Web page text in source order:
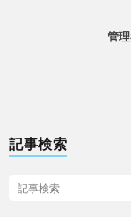
管
記事検索